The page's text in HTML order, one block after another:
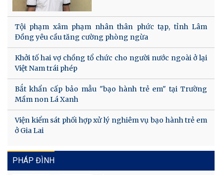
Tội phạm xâm phạm nhân thân phức tạp, tỉnh Lâm
Đồng yêu cầu tăng cường phòng ngừa
Khởi tố hai vợ chồng tổ chức cho người nước ngoài ở lại
Việt Nam trái phép
Bắt khẩn cấp bảo mẫu "bạo hành trẻ em" tại Trường
Mầm non Lá Xanh
Viện kiểm sát phối hợp xử lý nghiêm vụ bạo hành trẻ em
ở Gia Lai
PHÁP ĐÌNH